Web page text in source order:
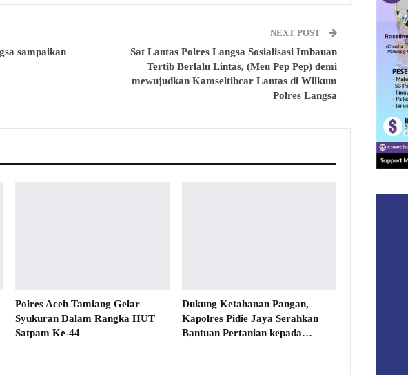
sampaikan
NEXT POST
Sat Lantas Polres Langsa Sosialisasi Imbauan
Tertib Berlalu Lintas, (Meu Pep Pep) demi
mewujudkan Kamseltibcar Lantas di Wilkum
Polres Langsa
Polres Aceh Tamiang Gelar
Syukuran Dalam Rangka HUT
Satpam Ke-44
Dukung Ketahanan Pangan,
Kapolres Pidie Jaya Serahkan
Bantuan Pertanian kepada…